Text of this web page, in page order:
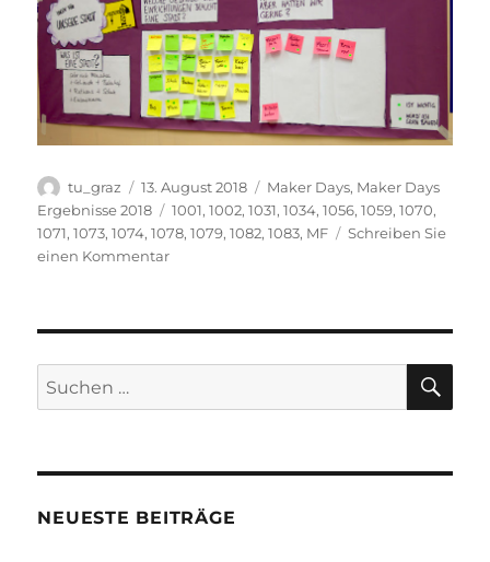
Autor
tu_graz
Veröffentlicht
am
13. August 2018 Kategorien
Maker Days, Maker Days
Ergebnisse 2018
Schlagwörter
1001,1002,1031,1034,1056,1059,1070,
1071,1073,1074,1078,1079,1082,1083, MF
Schreiben Sie
einen Kommentarzu
für
Stadt
Suchen
nach:
NEUESTE BEITRÄGE